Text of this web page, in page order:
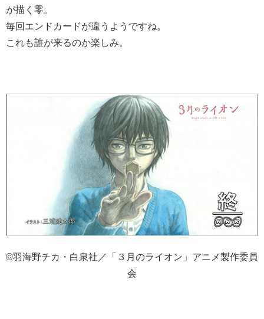
が描く零。
毎回エンドカードが違うようですね。
これも誰が来るのか楽しみ。
©羽海野チカ・白泉社／「３月のライオン」アニメ製作委員
会